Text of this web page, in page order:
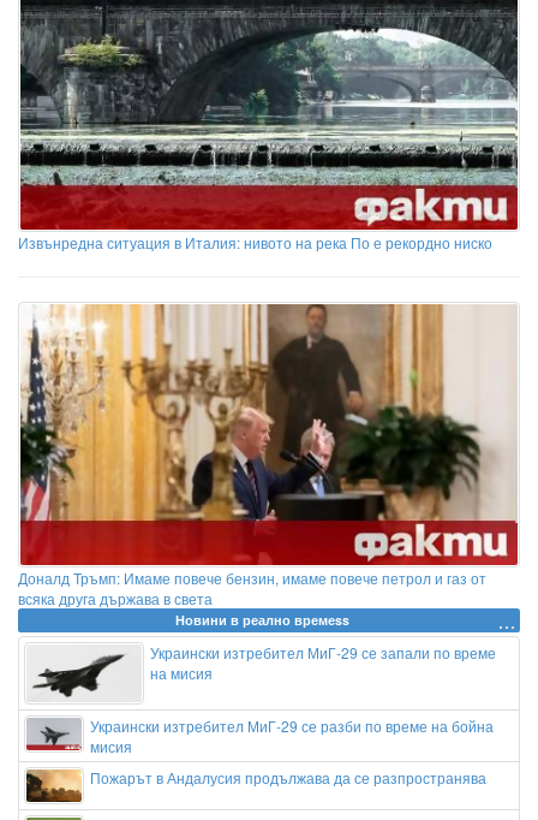
Извънредна ситуация в Италия: нивото на река По е рекордно ниско
Доналд Тръмп: Имаме повече бензин, имаме повече петрол и газ от
всяка друга държава в света
Новини в реално времеss
Украински изтребител МиГ-29 се запали по време
на мисия
Украински изтребител МиГ-29 се разби по време на бойна
мисия
Пожарът в Андалусия продължава да се разпространява